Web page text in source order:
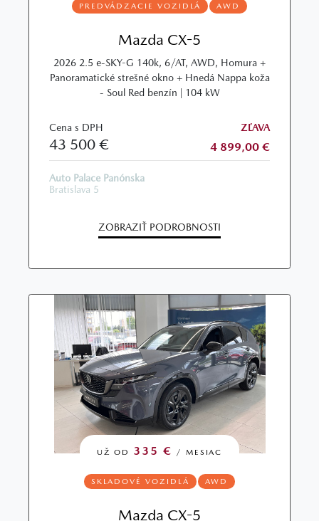
PREDVÁDZACIE VOZIDLÁ AWD
Mazda CX-5
2026 2.5 e-SKY-G 140k, 6/AT, AWD, Homura +
Panoramatické strešné okno + Hnedá Nappa koža
- Soul Red benzín | 104 kW
Cena s DPH
43 500 €
ZĽAVA
4 899,00 €
Auto Palace Panónska
Bratislava 5
ZOBRAZIŤ PODROBNOSTI
UŽ OD 335 € / MESIAC
SKLADOVÉ VOZIDLÁ AWD
Mazda CX-5